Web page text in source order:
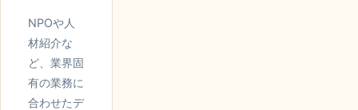
NPOや人
材紹介な
ど、業界固
有の業務に
合わせたデ